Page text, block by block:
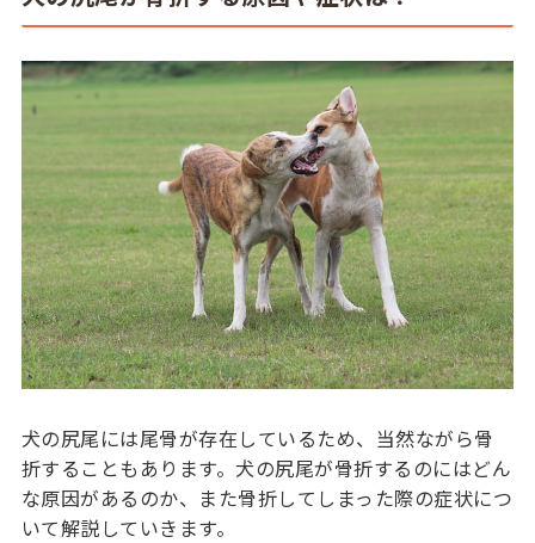
犬の尻尾には尾骨が存在しているため、当然ながら骨
折することもあります。犬の尻尾が骨折するのにはどん
な原因があるのか、また骨折してしまった際の症状につ
いて解説していきます。